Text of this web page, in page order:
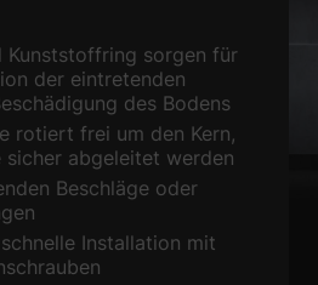
Kunststoffring sorgen für
der eintretenden
des Bodens
rotiert frei um den Kern,
sicher abgeleitet werden
Beschläge oder
Installation mit
grundlegende Funktionen und sind für
Website erforderlich.
anzeigen
anonym. Diese Informationen